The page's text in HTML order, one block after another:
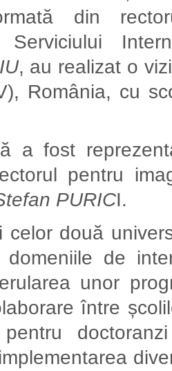
din
Serviciului
, au realizat o
România, cu
a fost
pentru
PURICI.
celor două
de
unor
între
pentru